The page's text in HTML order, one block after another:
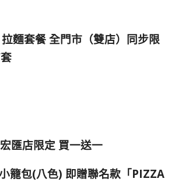
拉麵套餐 全門市（雙店）同步限
匯店限定 買一送一
籠包(八色) 即贈聯名款「PIZZA